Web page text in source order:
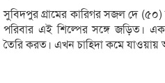
সুবিদপুর গ্রামের কারিগর সজল দে
পরিবার এই শিল্পের সঙ্গে জড়িত।
তৈরি করত। এখন চাহিদা কমে